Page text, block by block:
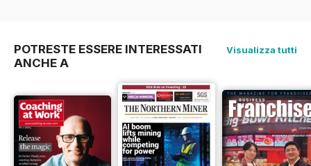
POTRESTE ESSERE INTERESSATI
ANCHE A
Visualizza tutti